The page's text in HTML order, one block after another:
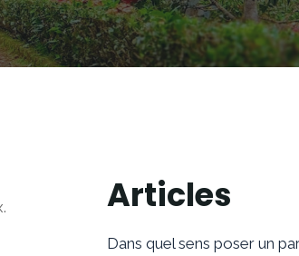
Articles
Dans quel sens poser un